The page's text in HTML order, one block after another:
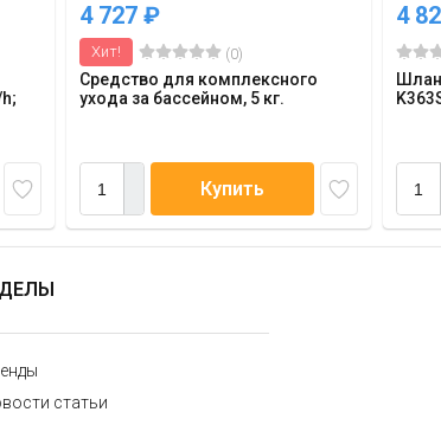
4 727 ₽
Хит! (0)
Средство для комплексного
ухода за бассейном, 5 кг.
Купить
4
статьи